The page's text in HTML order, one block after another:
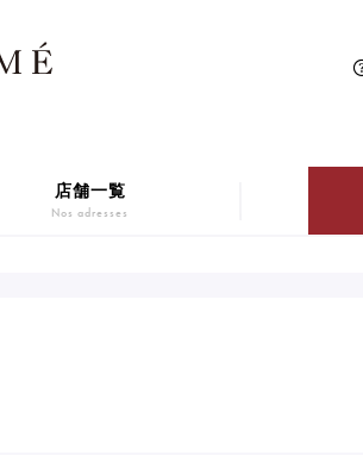
店舗一覧
Nos adresses